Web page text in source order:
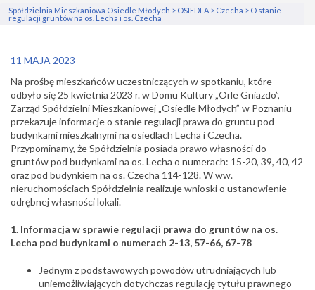
Spółdzielnia Mieszkaniowa Osiedle Młodych > OSIEDLA > Czecha > O stanie
regulacji gruntów na os. Lecha i os. Czecha
11 MAJA 2023
Na prośbę mieszkańców uczestniczących w spotkaniu, które
odbyło się 25 kwietnia 2023 r. w Domu Kultury „Orle Gniazdo”,
Zarząd Spółdzielni Mieszkaniowej „Osiedle Młodych” w Poznaniu
przekazuje informacje o stanie regulacji prawa do gruntu pod
budynkami mieszkalnymi na osiedlach Lecha i Czecha.
Przypominamy, że Spółdzielnia posiada prawo własności do
gruntów pod budynkami na os. Lecha o numerach: 15-20, 39, 40, 42
oraz pod budynkiem na os. Czecha 114-128. W ww.
nieruchomościach Spółdzielnia realizuje wnioski o ustanowienie
odrębnej własności lokali.
1. Informacja w sprawie regulacji prawa do gruntów na os.
Lecha pod budynkami o numerach 2-13, 57-66, 67-78
Jednym z podstawowych powodów utrudniających lub
uniemożliwiających dotychczas regulację tytułu prawnego